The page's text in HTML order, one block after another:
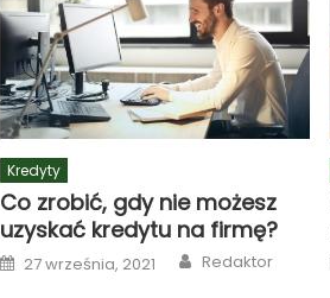
Kredyty
Co zrobić, gdy nie możesz
uzyskać kredytu na firmę?
Posted
on
27 września, 2021 Author
Redaktor